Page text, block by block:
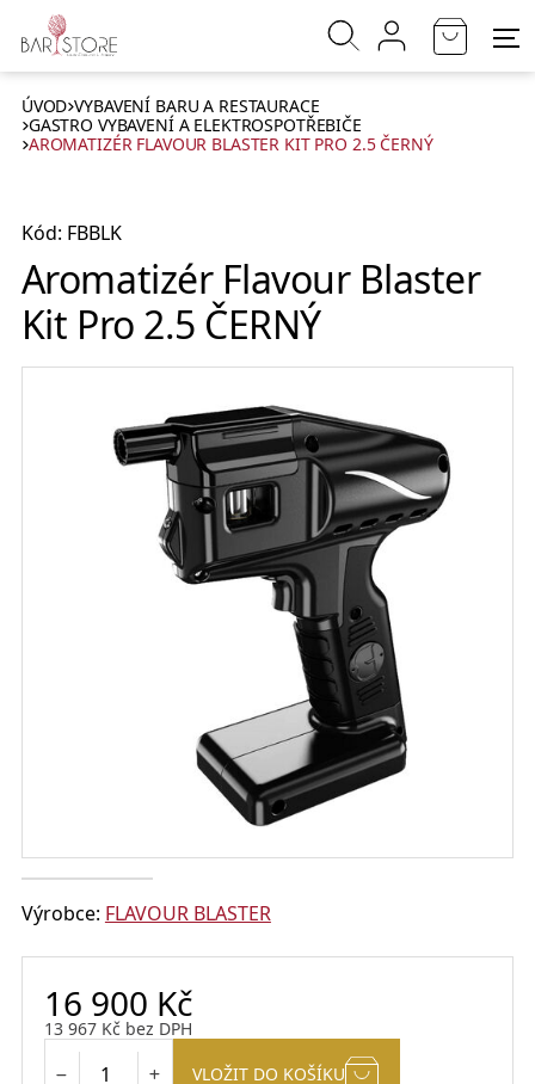
ÚVOD VYBAVENÍ BARU A RESTAURACE
GASTRO VYBAVENÍ A ELEKTROSPOTŘEBIČE
AROMATIZÉR FLAVOUR BLASTER KIT PRO 2.5 ČERNÝ
Kód: FBBLK
Aromatizér Flavour Blaster
Kit Pro 2.5 ČERNÝ
Výrobce: FLAVOUR BLASTER
16 900 Kč
13 967 Kčbez DPH
VLOŽIT DO KOŠÍKU